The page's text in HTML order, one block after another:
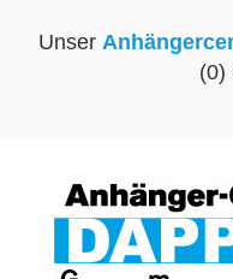
Unser
(0)